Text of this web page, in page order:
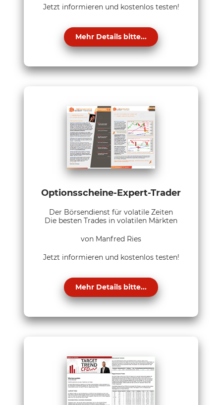
Jetzt informieren und kostenlos testen!
Mehr Details bitte...
Optionsscheine-Expert-Trader
Der Börsendienst für volatile Zeiten
Die besten Trades in volatilen Märkten
von Manfred Ries
Jetzt informieren und kostenlos testen!
Mehr Details bitte...